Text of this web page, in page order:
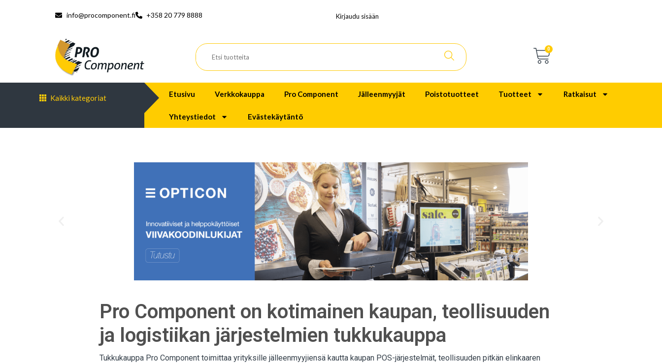
info@procomponent.fi +358 20 779 8888 Kirjaudu sisään
0
Kaikki kategoriat Etusivu Verkkokauppa Pro Component Jälleenmyyjät Poistotuotteet Tuotteet Ratkaisut
Yhteystiedot Evästekäytäntö
Pro Component on kotimainen kaupan, teollisuuden
ja logistiikan järjestelmien tukkukauppa
Tukkukauppa Pro Component toimittaa yrityksille jälleenmyyjiensä kautta kaupan POS-järjestelmät, teollisuuden pitkän elinkaaren